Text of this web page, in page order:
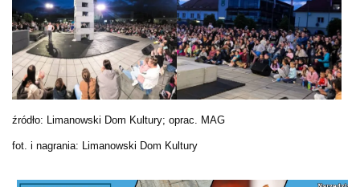
źródło: Limanowski Dom Kultury; oprac. MAG
fot. i nagrania: Limanowski Dom Kultury